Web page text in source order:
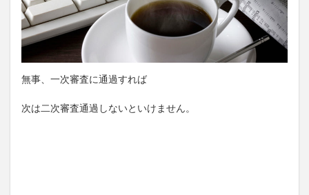
無事、一次審査に通過すれば
次は二次審査通過しないといけません。